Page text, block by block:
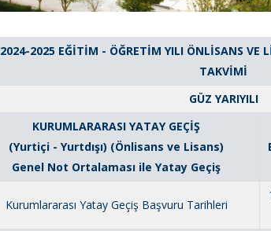
2024-2025 EĞİTİM - ÖĞRETİM YILI ÖNLİSANS VE
TAKVİMİ
GÜZ YARIYILI
KURUMLARARASI YATAY GEÇİŞ
(Yurtiçi - Yurtdışı) (Önlisans ve Lisans)
Genel Not Ortalaması ile Yatay Geçiş
Kurumlararası Yatay Geçiş Başvuru Tarihleri